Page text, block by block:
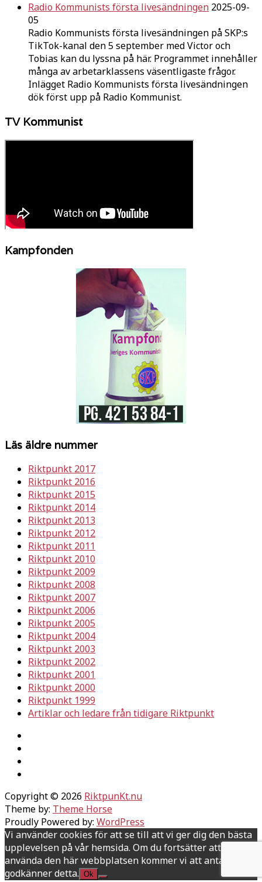
Radio Kommunists första livesändningen 2025-09-
05
Radio Kommunists första livesändningen på SKP:s
TikTok-kanal den 5 september med Victor och
Tobias kan du lyssna på här. Programmet innehåller
många av arbetarklassens väsentligaste frågor.
Inlägget Radio Kommunists första livesändningen
dök först upp på Radio Kommunist.
TV Kommunist
Kampfonden
Läs äldre nummer
Riktpunkt 2017
Riktpunkt 2016
Riktpunkt 2015
Riktpunkt 2014
Riktpunkt 2013
Riktpunkt 2012
Riktpunkt 2011
Riktpunkt 2010
Riktpunkt 2009
Riktpunkt 2008
Riktpunkt 2007
Riktpunkt 2006
Riktpunkt 2005
Riktpunkt 2004
Riktpunkt 2003
Riktpunkt 2002
Riktpunkt 2001
Riktpunkt 2000
Riktpunkt 1999
Artiklar och ledare från tidigare Riktpunkt
Copyright © 2026 RiktpunKt.nu
Theme by: Theme Horse
Proudly Powered by: WordPress
Vi använder cookies för att se till att vi ger dig den bästa
upplevelsen på vår hemsida. Om du fortsätter att
använda den här webbplatsen kommer vi att anta att du
godkänner detta. Ok